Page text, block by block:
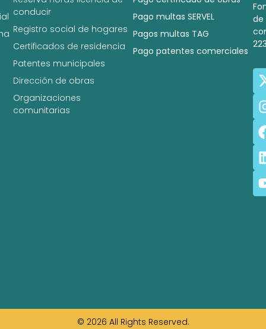
Pago multas SERVEL
Pagos multas TAG
Pago patentes comerciales
conducir
Registro social de hogares
Certificados de residencia
Patentes municipales
Dirección de obras
Organizaciones
comunitarias
de
© 2026 All Rights Reserved.